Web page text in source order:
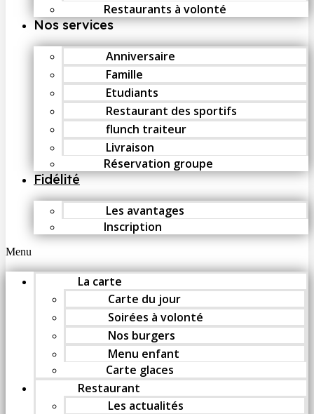
Restaurants à volonté
Nos services
Anniversaire
Famille
Etudiants
Restaurant des sportifs
flunch traiteur
Livraison
Réservation groupe
Fidélité
Les avantages
Inscription
Menu
La carte
Carte du jour
Soirées à volonté
Nos burgers
Menu enfant
Carte glaces
Restaurant
Les actualités